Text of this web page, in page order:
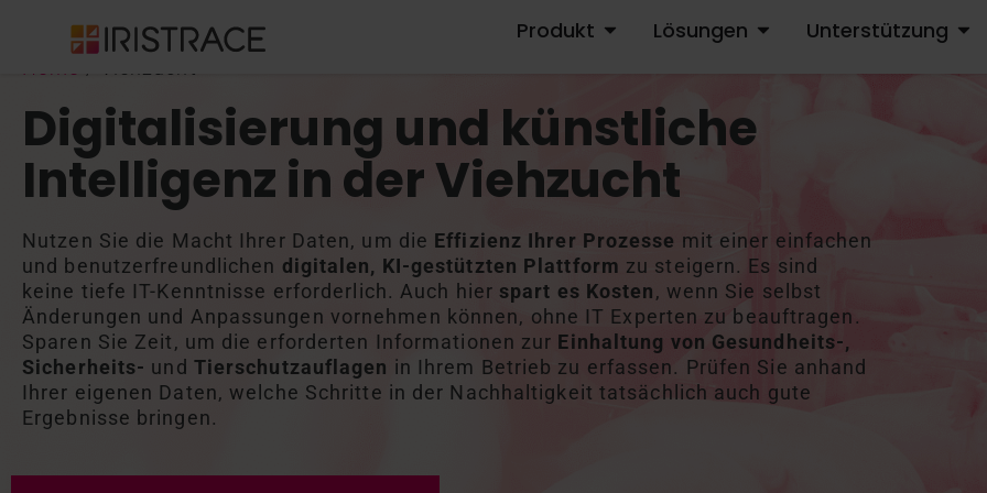
Produkt ÖFFNE PRODUKTLösungen ÖFFNE LÖSUNGEN
Unterstützung
Digitalisierung und künstliche
Intelligenz in der Viehzucht
Nutzen Sie die Macht Ihrer Daten, um die Effizienz Ihrer Prozesse mit einer einfachen
und benutzerfreundlichen digitalen, KI-gestützten Plattform zu steigern. Es sind
keine tiefe IT-Kenntnisse erforderlich. Auch hier spart es Kosten, wenn Sie selbst
Änderungen und Anpassungen vornehmen können, ohne IT Experten zu beauftragen.
Sparen Sie Zeit, um die erforderten Informationen zur Einhaltung von Gesundheits-,
Sicherheits- und Tierschutzauflagen in Ihrem Betrieb zu erfassen. Prüfen Sie anhand
Ihrer eigenen Daten, welche Schritte in der Nachhaltigkeit tatsächlich auch gute
Ergebnisse bringen.